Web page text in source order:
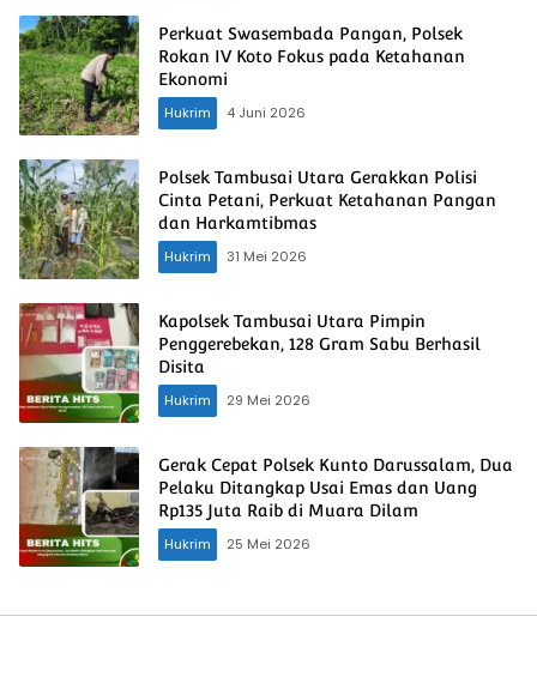
Perkuat Swasembada Pangan, Polsek
Rokan IV Koto Fokus pada Ketahanan
Ekonomi
Hukrim
4 Juni 2026
Polsek Tambusai Utara Gerakkan Polisi
Cinta Petani, Perkuat Ketahanan Pangan
dan Harkamtibmas
Hukrim
31 Mei 2026
Kapolsek Tambusai Utara Pimpin
Penggerebekan, 128 Gram Sabu Berhasil
Disita
Hukrim
29 Mei 2026
Gerak Cepat Polsek Kunto Darussalam, Dua
Pelaku Ditangkap Usai Emas dan Uang
Rp135 Juta Raib di Muara Dilam
Hukrim
25 Mei 2026